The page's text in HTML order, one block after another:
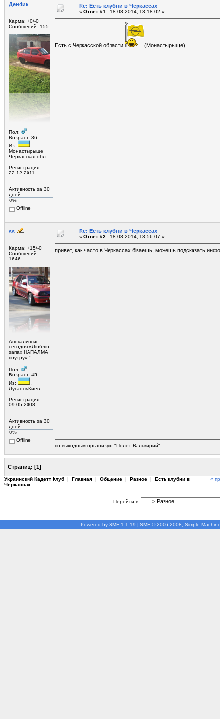
Ден4ик
Карма: +0/-0
Сообщений: 155
Пол:
Возраст: 36
Из:
Монастырыще
Черкасская обл
Регистрация:
22.12.2011
Активность за 30
дней
0%
Offline
Re: Есть клубни в Черкассах
« Ответ #1 : 18-08-2014, 13:18:02 »
Есть с Черкасской области (Монастырыще)
ss
Карма: +15/-0
Сообщений:
1646
Апокалипсис
сегодня «Люблю
запах НАПАЛМА
поутру» "
Пол:
Возраст: 45
Из:
Луганск/Киев
Регистрация:
09.05.2008
Активность за 30
дней
0%
Offline
Re: Есть клубни в Черкассах
« Ответ #2 : 18-08-2014, 13:56:07 »
привет, как часто в Черкассах біваешь, можешь подсказать
по выходным организую "Полёт Валькирий"
Страниц: [1]
Украинский Кадетт Клуб | Главная | Общение | Разное | Есть клубни в
Черкассах
«
Перейти в:
Powered by SMF 1.1.19 | SMF © 2006-2008, Simple